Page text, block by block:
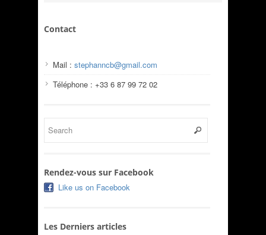
Contact
Mail : stephanncb@gmail.com
Téléphone : +33 6 87 99 72 02
Rendez-vous sur Facebook
Like us on Facebook
Les Derniers articles